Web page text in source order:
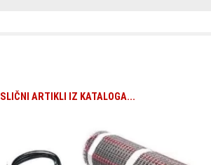
SLIČNI ARTIKLI IZ KATALOGA...